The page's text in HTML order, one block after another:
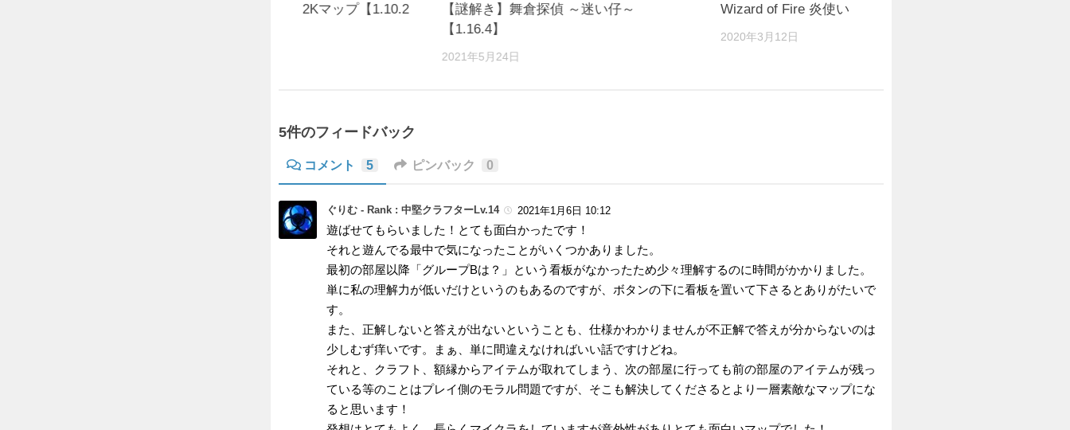
【謎解き】舞倉探偵 ～迷い仔～
【1.16.4】
2021年5月24日
Wizard of Fire 炎使い 【ver:1.15.2】
2020年3月12日
【景観】Bismarck 2K×2Kマップ【1.10.2
5件のフィードバック
コメント 5 ピンバック 0
ぐりむ - Rank : 中堅クラフターLv.14 2021年1月6日 10:12
遊ばせてもらいました！とても面白かったです！
それと遊んでる最中で気になったことがいくつかありました。
最初の部屋以降「グループBは？」という看板がなかったため少々理解するのに時間がかかりました。
単に私の理解力が低いだけというのもあるのですが、ボタンの下に看板を置いて下さるとありがたいで
す。
また、正解しないと答えが出ないということも、仕様かわかりませんが不正解で答えが分からないのは
少しむず痒いです。まぁ、単に間違えなければいい話ですけどね。
それと、クラフト、額縁からアイテムが取れてしまう、次の部屋に行っても前の部屋のアイテムが残っ
ている等のことはプレイ側のモラル問題ですが、そこも解決してくださるとより一層素敵なマップにな
ると思います！